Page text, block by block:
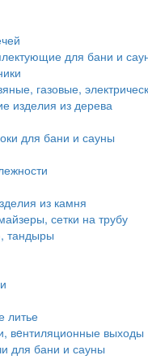
для бани и
газовые,
изделия из дерева
для бани и сауны
из камня
сетки на трубу
тандыры
литье
вeнтиляционные выходы
для бани и сауны